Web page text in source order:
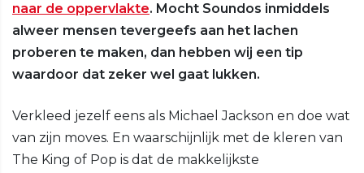
naar de oppervlakte. Mocht Soundos inmiddels
alweer mensen tevergeefs aan het lachen
proberen te maken, dan hebben wij een tip
waardoor dat zeker wel gaat lukken.
Verkleed jezelf eens als Michael Jackson en doe wat
van zijn moves. En waarschijnlijk met de kleren van
The King of Pop is dat de makkelijkste